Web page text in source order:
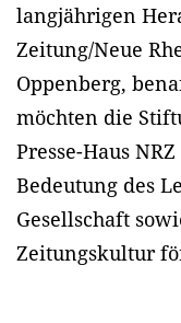
langjährigen
Zeitung/Neue
Oppenberg,
möchten die
Presse-Haus
Bedeutung des
Gesellschaft
Zeitungskultur